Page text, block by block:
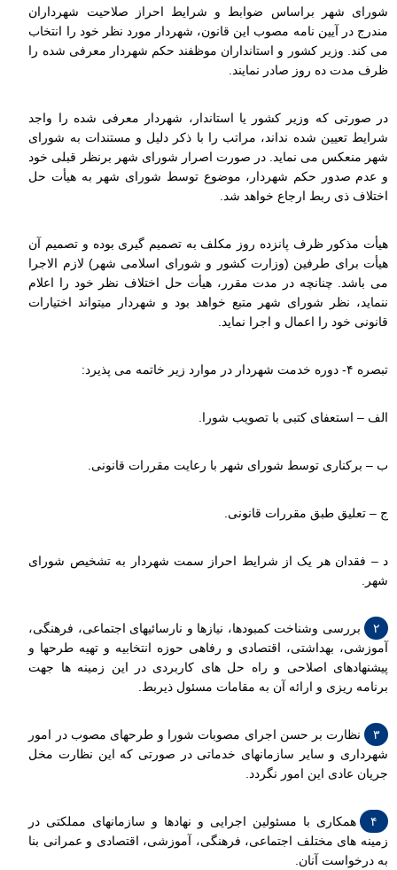
شورای شهر براساس ضوابط و شرایط احراز صلاحیت شهرداران
مندرج در آیین نامه مصوب این قانون، شهردار مورد نظر خود را انتخاب
می کند. وزیر کشور و استانداران موظفند حکم شهردار معرفی شده را
ظرف مدت ده روز صادر نمایند.
در صورتی که وزیر کشور یا استاندار، شهردار معرفی شده را واجد
شرایط تعیین شده نداند، مراتب را با ذکر دلیل و مستندات به شورای
شهر منعکس می نماید. در صورت اصرار شورای شهر برنظر قبلی خود
و عدم صدور حکم شهردار، موضوع توسط شورای شهر به هیأت حل
اختلاف ذی ربط ارجاع خواهد شد.
هیأت مذکور ظرف پانزده روز مکلف به تصمیم گیری بوده و تصمیم آن
هیأت برای طرفین (وزارت کشور و شورای اسلامی شهر) لازم الاجرا
می باشد. چنانچه در مدت مقرر، هیأت حل اختلاف نظر خود را اعلام
ننماید، نظر شورای شهر متبع خواهد بود و شهردار میتواند اختیارات
قانونی خود را اعمال و اجرا نماید.
تبصره ۴- دوره خدمت شهردار در موارد زیر خاتمه می پذیرد:
الف – استعفای کتبی با تصویب شورا.
ب – برکناری توسط شورای شهر با رعایت مقررات قانونی.
ج – تعلیق طبق مقررات قانونی.
د – فقدان هر یک از شرایط احراز سمت شهردار به تشخیص شورای
شهر.
بررسی وشناخت کمبودها، نیازها و نارسائیهای اجتماعی، فرهنگی،
آموزشی، بهداشتی، اقتصادی و رفاهی حوزه انتخابیه و تهیه طرحها و
پیشنهادهای اصلاحی و راه حل های کاربردی در این زمینه ها جهت
برنامه ریزی و ارائه آن به مقامات مسئول ذیربط.
۳
نظارت بر حسن اجرای مصوبات شورا و طرحهای مصوب در امور
شهرداری و سایر سازمانهای خدماتی در صورتی که این نظارت مخل
جریان عادی این امور نگردد.
همکاری با مسئولین اجرایی و نهادها و سازمانهای مملکتی در
زمینه های مختلف اجتماعی، فرهنگی، آموزشی، اقتصادی و عمرانی بنا
به درخواست آنان.